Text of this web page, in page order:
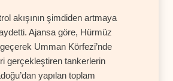
akışının şimdiden artmaya
Ajansa göre, Hürmüz
geçerek Umman Körfezi’nde
gerçekleştiren tankerlerin
yapılan toplam